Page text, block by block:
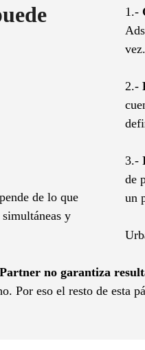
de lo que
y
1.-
vez.
2.-
3.-
de
un
no garantiza
Por eso el resto de esta